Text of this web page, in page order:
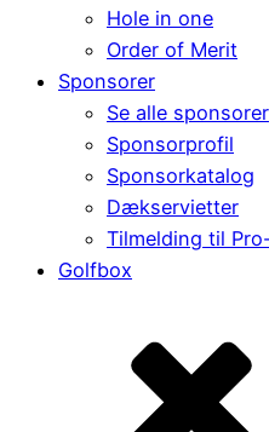
Hole in one
Order of Merit
Sponsorer
Se alle sponsorer
Sponsorprofil
Sponsorkatalog
Dækservietter
Tilmelding til
Golfbox